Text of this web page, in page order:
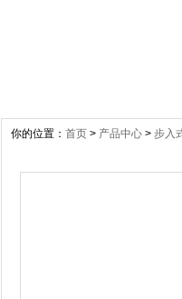
你的位置： 首页 > 产品中心 > 步入